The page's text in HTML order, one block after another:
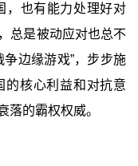
，也有能力处理好对
总是被动应对也总不
边缘游戏”，步步施
的核心利益和对抗意
落的霸权权威。